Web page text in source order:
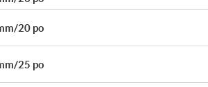
20 po
25 po